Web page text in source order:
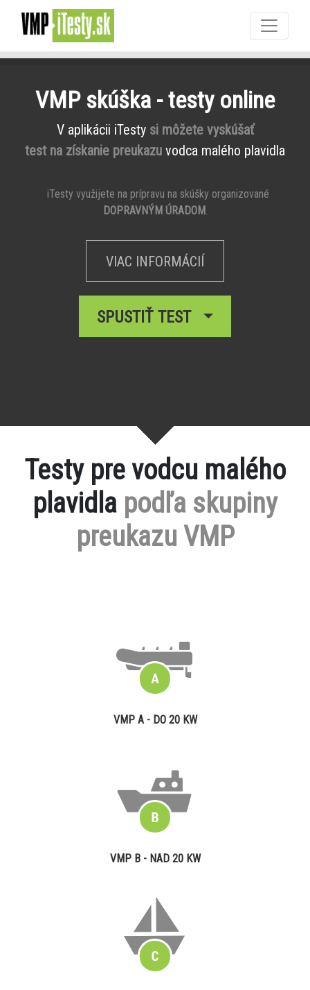
VMP skúška - testy online
V aplikácii iTesty si môžete vyskúšať
test na získanie preukazu vodca malého plavidla
iTesty využijete na prípravu na skúšky organizované
DOPRAVNÝM ÚRADOM.
VIAC INFORMÁCIÍ
SPUSTIŤ TEST
Testy pre vodcu malého
plavidla podľa skupiny
preukazu VMP
VMP A - DO 20 KW
VMP B - NAD 20 KW